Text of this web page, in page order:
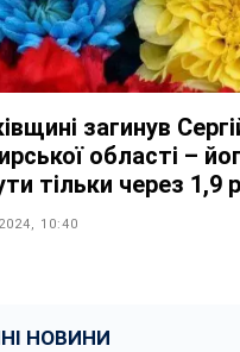
загинув
області –
тільки через 1,9
10:40
НОВИНИ